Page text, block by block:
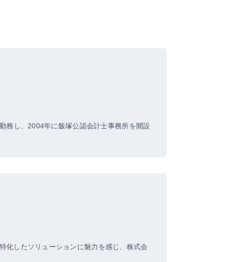
務し、2004年に飯塚公認会計士事務所を開設
化したソリューションに魅力を感じ、株式会